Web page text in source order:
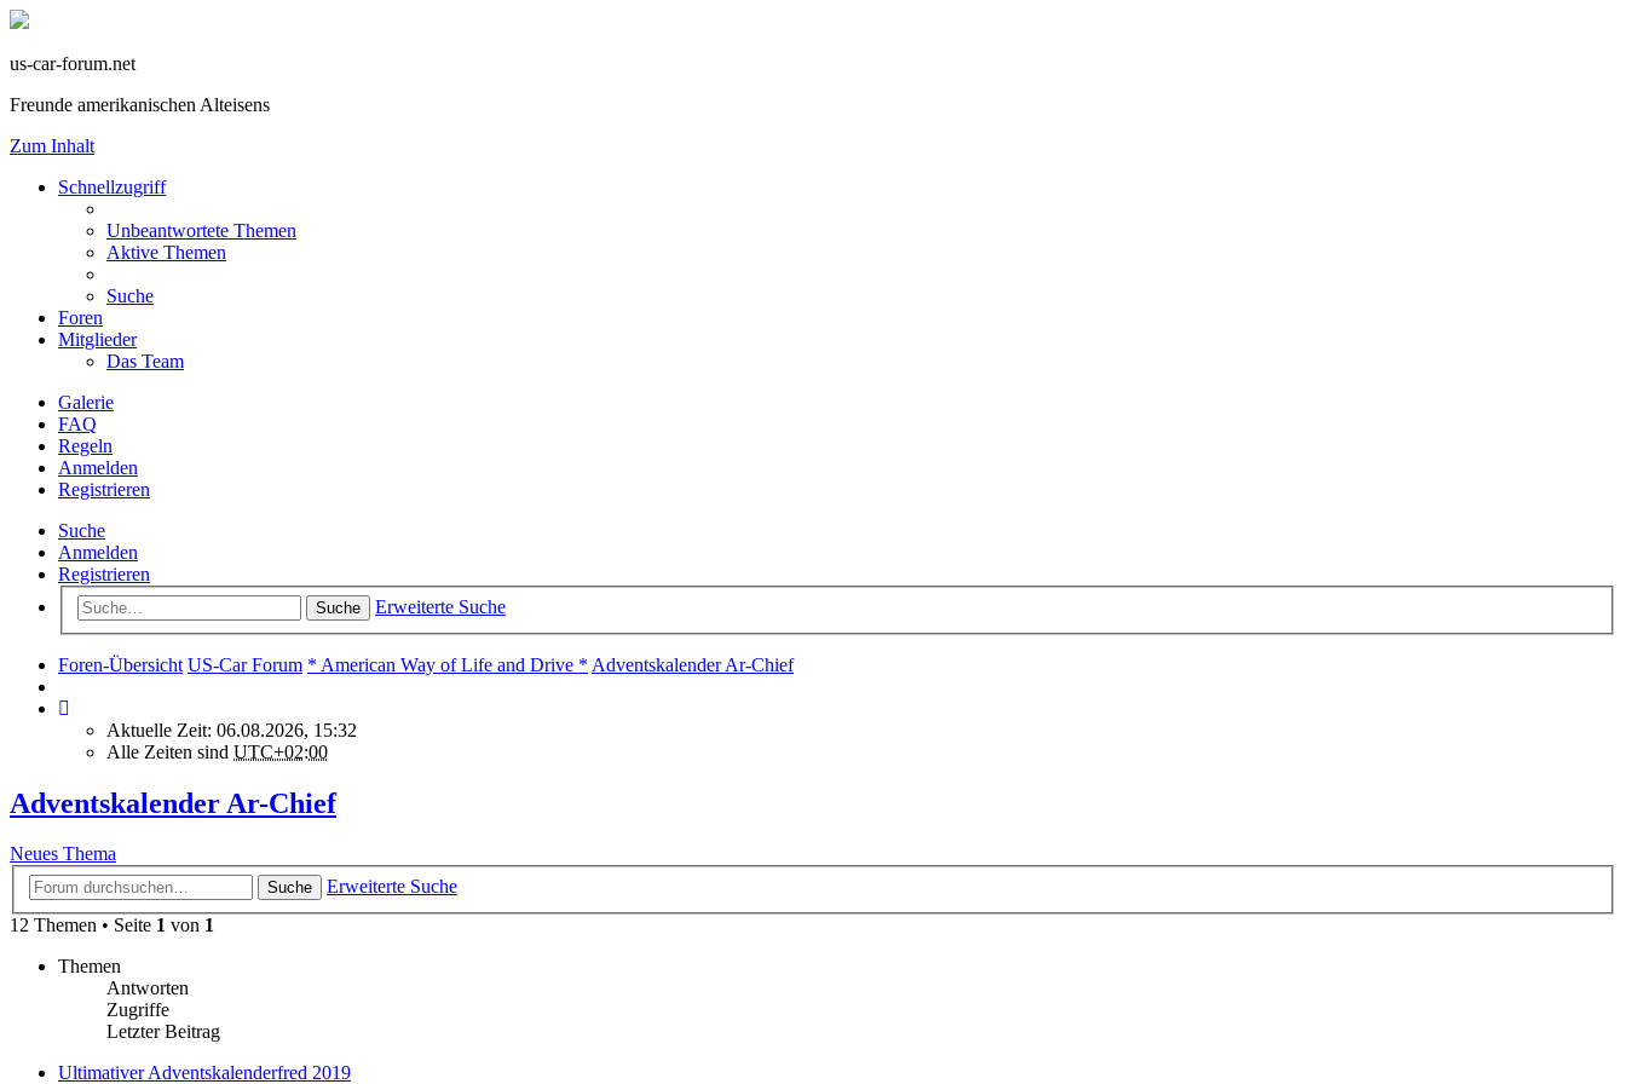
us-car-forum.net
Freunde amerikanischen Alteisens
Zum Inhalt
Schnellzugriff
Unbeantwortete Themen
Aktive Themen
Suche
Foren
Mitglieder
Das Team
Galerie
FAQ
Regeln
Anmelden
Registrieren
Suche
Anmelden
Registrieren
Suche Erweiterte Suche
Foren-Übersicht US-Car Forum * American Way of Life and Drive * Adventskalender Ar-Chief
Aktuelle Zeit: 06.08.2026, 15:32
Alle Zeiten sind UTC+02:00
Adventskalender Ar-Chief
Neues Thema
Suche
Erweiterte Suche
12 Themen • Seite 1 von 1
Themen
Antworten
Zugriffe
Letzter Beitrag
Ultimativer Adventskalenderfred 2019